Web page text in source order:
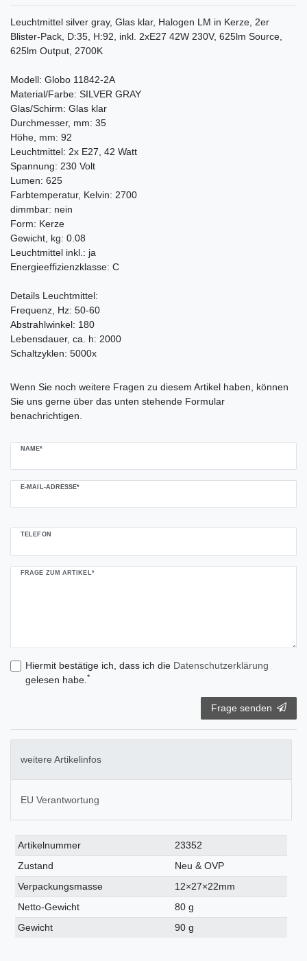
Leuchtmittel silver gray, Glas klar, Halogen LM in Kerze, 2er
Blister-Pack, D:35, H:92, inkl. 2xE27 42W 230V, 625lm Source,
625lm Output, 2700K
Modell: Globo 11842-2A
Material/Farbe: SILVER GRAY
Glas/Schirm: Glas klar
Durchmesser, mm: 35
Höhe, mm: 92
Leuchtmittel: 2x E27, 42 Watt
Spannung: 230 Volt
Lumen: 625
Farbtemperatur, Kelvin: 2700
dimmbar: nein
Form: Kerze
Gewicht, kg: 0.08
Leuchtmittel inkl.: ja
Energieeffizienzklasse: C
Details Leuchtmittel:
Frequenz, Hz: 50-60
Abstrahlwinkel: 180
Lebensdauer, ca. h: 2000
Schaltzyklen: 5000x
Wenn Sie noch weitere Fragen zu diesem Artikel haben, können
Sie uns gerne über das unten stehende Formular
benachrichtigen.
NAME*
E-MAIL-ADRESSE*
TELEFON
FRAGE ZUM ARTIKEL*
Hiermit bestätige ich, dass ich die Daten­schutz­erklärung
gelesen habe. *
Frage senden
weitere Artikelinfos
EU Verantwortung
Technisches
Merkmal
Wert
Artikelnummer
23352
Zustand
Neu & OVP
Verpackungsmasse
12×27×22mm
Netto-Gewicht
80 g
Gewicht
90 g